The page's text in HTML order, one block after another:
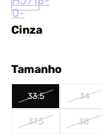
Cinza
Tamanho
33.5 34
37.5 38